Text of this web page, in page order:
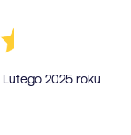
2025 roku